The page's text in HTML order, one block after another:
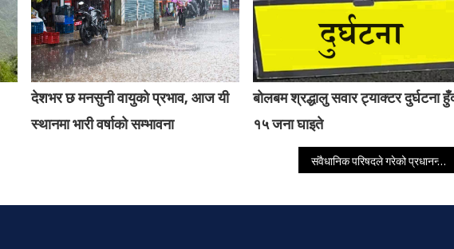
देशभर छ मनसुनी वायुको प्रभाव, आज यी
स्थानमा भारी वर्षाको सम्भावना
बोलबम श्रद्धालु सवार ट्याक्टर दुर्घटना
१५ जना घाइते
संवैधानिक परिषदले गरेको प्रधानन्यायाधीश सिफारिसविरूद्ध सर्वोच्चमा रिट